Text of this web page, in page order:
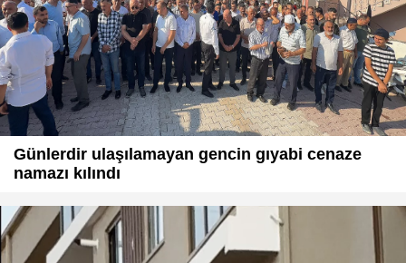
Günlerdir ulaşılamayan gencin gıyabi cenaze
namazı kılındı